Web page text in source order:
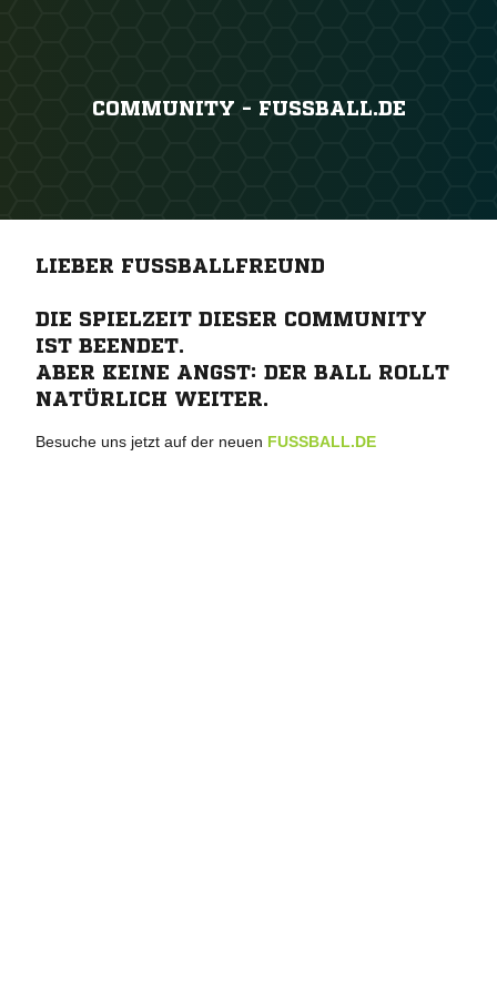
COMMUNITY - FUSSBALL.DE
LIEBER FUSSBALLFREUND
DIE SPIELZEIT DIESER COMMUNITY
IST BEENDET.
ABER KEINE ANGST: DER BALL ROLLT
NATÜRLICH WEITER.
Besuche uns jetzt auf der neuen FUSSBALL.DE